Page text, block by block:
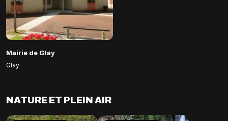
Mairie de Glay
Glay
NATURE ET PLEIN AIR